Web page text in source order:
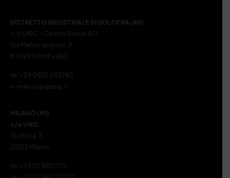
DISTRETTO INDUSTRIALE DI SOLOFRA (AV)
c/o UNIC – Centro Servizi ASI
Via Melito Iangano, 9
83029 Solofra (AV)
tel +39 0825 582740
e-mail ssip@ssip.it
MILANO (MI)
c/o UNIC
Via Brisa, 3
20123 Milano
tel +39 02 8807711